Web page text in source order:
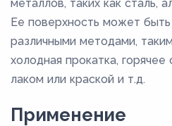
металлов, таких как сталь,
Ее поверхность может
различными методами,
холодная прокатка,
лаком или краской и т.д.
Применение